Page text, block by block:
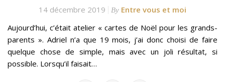
14 décembre 2019 By Entre vous et moi
Aujourd’hui, c’était atelier « cartes de Noël pour les grands-
parents ». Adriel n’a que 19 mois, j’ai donc choisi de faire
quelque chose de simple, mais avec un joli résultat, si
possible. Lorsqu’il faisait…